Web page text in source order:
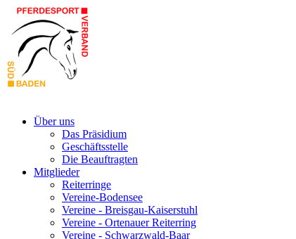
Über uns
Das Präsidium
Geschäftsstelle
Die Beauftragten
Mitglieder
Reiterringe
Vereine-Bodensee
Vereine - Breisgau-Kaiserstuhl
Vereine - Ortenauer Reiterring
Vereine - Schwarzwald-Baar